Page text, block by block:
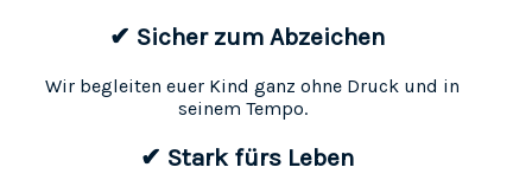
✔ Sicher zum Abzeichen
Wir begleiten euer Kind ganz ohne Druck und in
seinem Tempo.
✔ Stark fürs Leben